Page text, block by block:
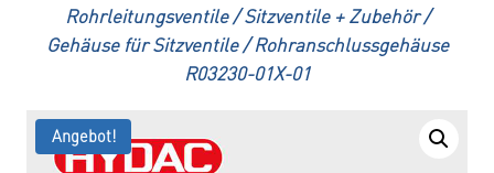
Rohrleitungsventile /Sitzventile + Zubehör /
Gehäuse für Sitzventile /Rohranschlussgehäuse
R03230-01X-01
Angebot!